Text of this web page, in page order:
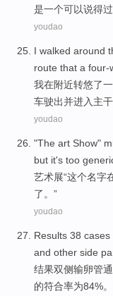
是一个可以说得
youdao
I walked around
route that a four-
我在附近转悠了一
车驶出并进入主
youdao
"The art Show"
but it's too
艺术展“这个名字
了。”
youdao
Results 38 cases
and other side
结果双侧输卵管
的符合率为84%。